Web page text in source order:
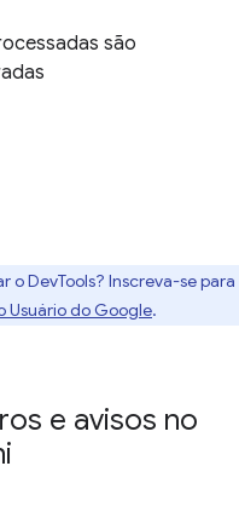
são
o DevTools? Inscreva-se para
Usuário do Google.
e avisos no